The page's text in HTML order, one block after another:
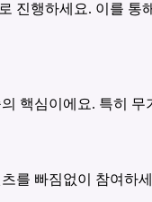
진행하세요. 이를 통
핵심이에요. 특히
를 빠짐없이 참여하